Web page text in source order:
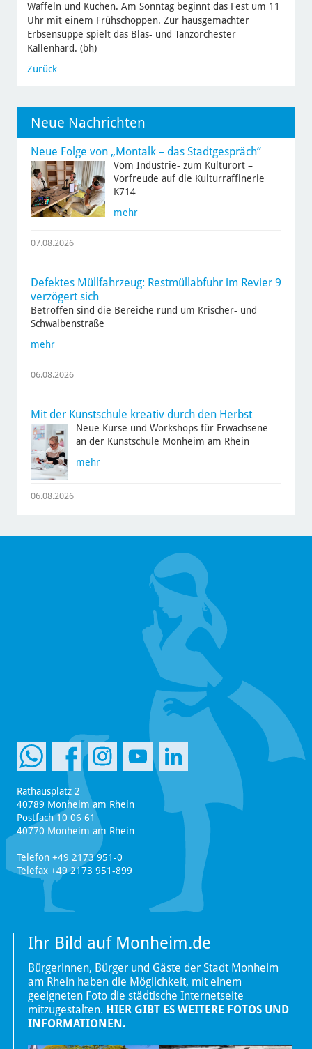
Waffeln und Kuchen. Am Sonntag beginnt das Fest um 11
Uhr mit einem Frühschoppen. Zur hausgemachter
Erbsensuppe spielt das Blas- und Tanzorchester
Kallenhard. (bh)
Zurück
Neue Nachrichten
Neue Folge von „Montalk – das Stadtgespräch“
Vom Industrie- zum Kulturort –
Vorfreude auf die Kulturraffinerie
K714
mehr
07.08.2026
Defektes Müllfahrzeug: Restmüllabfuhr im Revier 9
verzögert sich
Betroffen sind die Bereiche rund um Krischer- und
Schwalbenstraße
mehr
06.08.2026
Mit der Kunstschule kreativ durch den Herbst
Neue Kurse und Workshops für Erwachsene
an der Kunstschule Monheim am Rhein
mehr
06.08.2026
Rathausplatz 2
40789 Monheim am Rhein
Postfach 10 06 61
40770 Monheim am Rhein
Telefon +49 2173 951-0
Telefax +49 2173 951-899
Ihr Bild auf Monheim.de
Bürgerinnen, Bürger und Gäste der Stadt Monheim
am Rhein haben die Möglichkeit, mit einem
geeigneten Foto die städtische Internetseite
mitzugestalten. HIER GIBT ES WEITERE FOTOS UND
INFORMATIONEN.